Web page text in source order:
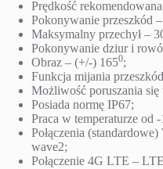
Prędkość
Pokonywanie przeszkód
Maksymalny przechył –
Pokonywanie dziur i
Obraz – (+/-) 1650;
Funkcja mijania
Możliwość poruszania się
Posiada normę IP67;
Praca w temperaturze od
Połączenia
wave2;
Połączenie 4G LTE –